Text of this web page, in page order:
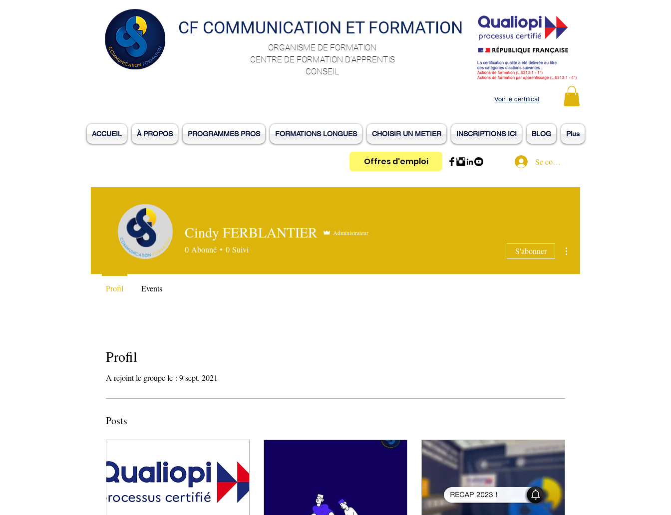
CF COMMUNICATION ET FORMATION
ORGANISME DE FORMATION
CENTRE DE FORMATION D'APPRENTIS
CONSEIL
Voir le certificat
ACCUEIL À PROPOS PROGRAMMES PROS FORMATIONS LONGUES CHOISIR UN METIER INSCRIPTIONS ICI BLOG Plus
Offres d'emploi Se connecter
Profil
A rejoint le groupe le : 9 sept. 2021
Posts
Cindy FERBLANTIER Administrateur
0 Abonné 0 Suivi S'abonner
Profil Events